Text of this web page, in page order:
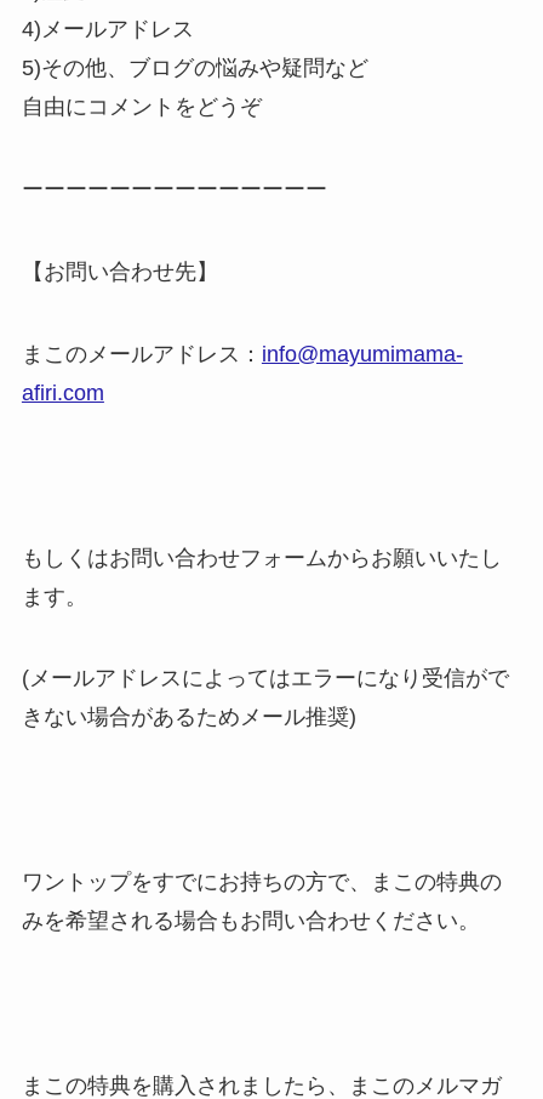
4)メールアドレス
5)その他、ブログの悩みや疑問など
自由にコメントをどうぞ
ーーーーーーーーーーーーーー
【お問い合わせ先】
まこのメールアドレス： info@mayumimama-
afiri.com
もしくはお問い合わせフォームからお願いいたし
ます。
(メールアドレスによってはエラーになり受信がで
きない場合があるためメール推奨)
ワントップをすでにお持ちの方で、まこの特典の
みを希望される場合もお問い合わせください。
まこの特典を購入されましたら、まこのメルマガ